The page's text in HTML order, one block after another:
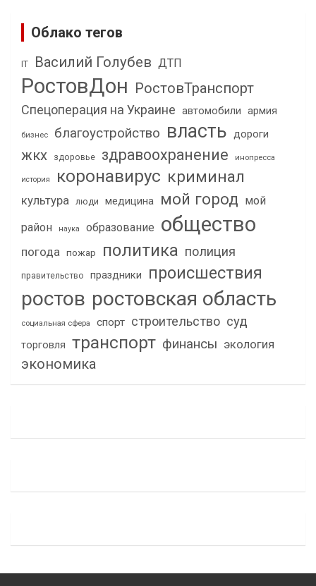
Облако тегов
IT Василий Голубев ДТП
РостовДон РостовТранспорт
Спецоперация на Украине автомобили армия
бизнес благоустройство власть дороги
жкх здоровье здравоохранение инопресса
история коронавирус криминал
культура люди медицина мой город мой
район
наука образование общество
погода пожар политика полиция
правительство праздники происшествия
ростов ростовская область
социальная сфера спорт строительство суд
торговля транспорт финансы экология
экономика